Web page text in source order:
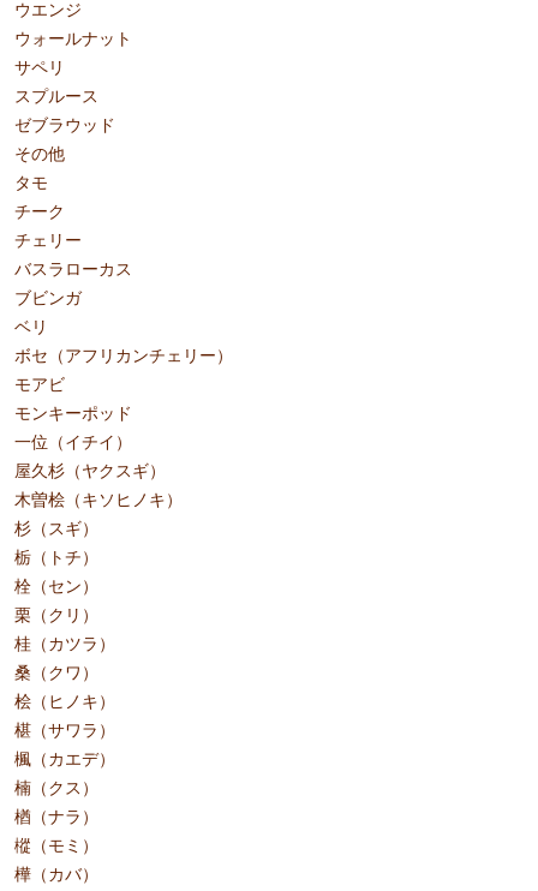
ウエンジ
ウォールナット
サペリ
スプルース
ゼブラウッド
その他
タモ
チーク
チェリー
バスラローカス
ブビンガ
ベリ
ボセ（アフリカンチェリー）
モアビ
モンキーポッド
一位（イチイ）
屋久杉（ヤクスギ）
木曽桧（キソヒノキ）
杉（スギ）
栃（トチ）
栓（セン）
栗（クリ）
桂（カツラ）
桑（クワ）
桧（ヒノキ）
椹（サワラ）
楓（カエデ）
楠（クス）
楢（ナラ）
樅（モミ）
樺（カバ）